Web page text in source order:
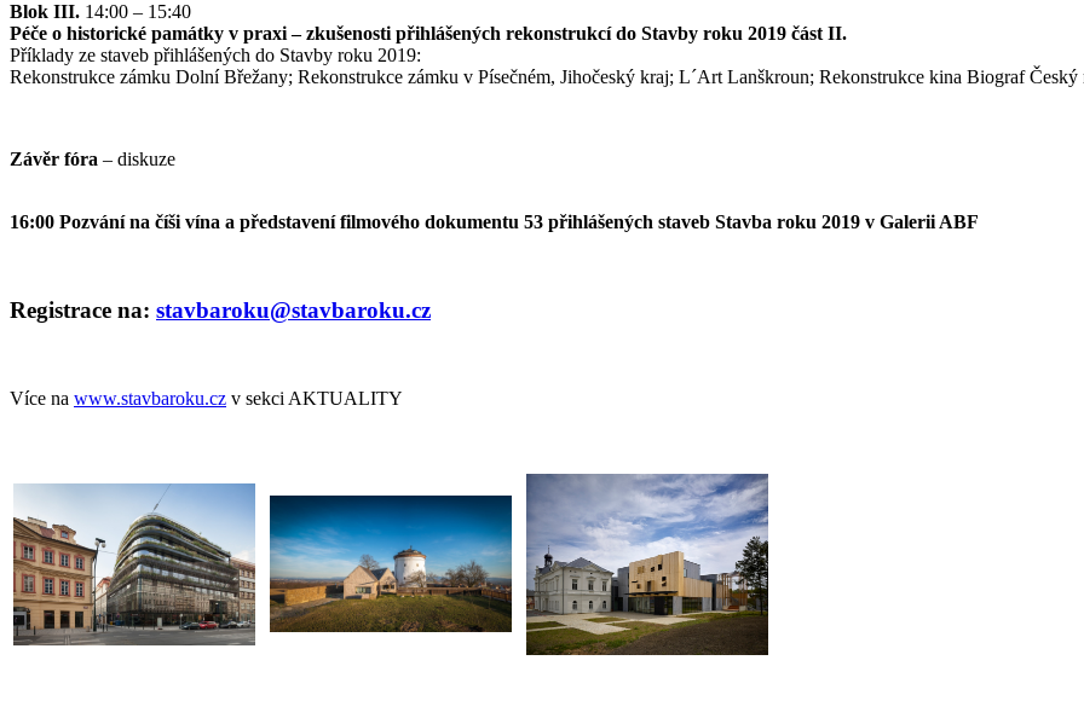
Blok III. 14:00 – 15:40
Péče o historické památky v praxi – zkušenosti přihlášených rekonstrukcí do Stavby roku 2019 část II.
Příklady ze staveb přihlášených do Stavby roku 2019:
Rekonstrukce zámku Dolní Břežany; Rekonstrukce zámku v Písečném, Jihočeský kraj; L´Art Lanškroun; Rekonstrukce kina Biograf
Závěr fóra – diskuze
16:00 Pozvání na číši vína a představení filmového dokumentu 53 přihlášených staveb Stavba roku 2019 v Galerii ABF
Registrace na: stavbaroku@stavbaroku.cz
Více na www.stavbaroku.cz v sekci AKTUALITY